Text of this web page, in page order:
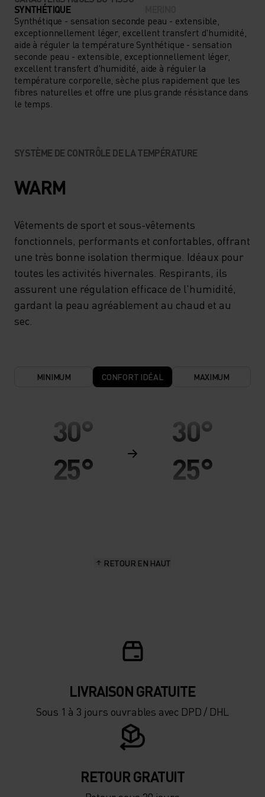
LAISSANT LIBRES
D'EXPRIMER PLEINEMENT
TOUTE LEUR EXCITATION
FACE AUX ÉTENDUES
ENNEIGÉES, FAITES
MANCHES LONGUES
POUR ENFANT.
SYNTHÉTIQUE
Synthétique - sensation seconde peau - extensible,
exceptionnellement léger, excellent transfert d'humidité,
aide à réguler la température Synthétique - sensation
seconde peau - extensible, exceptionnellement léger,
excellent transfert d'humidité, aide à réguler la
température corporelle, sèche plus rapidement que les
fibres naturelles et offre une plus grande résistance dans
le temps.
SYSTÈME DE CONTRÔLE DE LA TEMPÉRATURE
WARM
Vêtements de sport et sous-vêtements
fonctionnels, performants et confortables, offrant
une très bonne isolation thermique. Idéaux pour
toutes les activités hivernales. Respirants, ils
assurent une régulation efficace de l'humidité,
gardant la peau agréablement au chaud et au
sec.
MINIMUM CONFORT IDÉAL MAXIMUM
30°
25°
-5°
-15°
30°
25°
-5°
-15°
RETOUR EN HAUT
LIVRAISON GRATUITE
Sous 1 à 3 jours ouvrables avec DPD / DHL
RETOUR GRATUIT